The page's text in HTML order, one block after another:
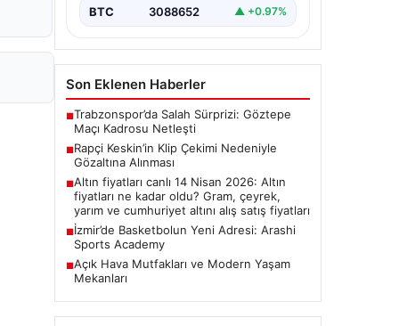
BTC 3088652 ▲ +0.97%
Son Eklenen Haberler
■Trabzonspor’da Salah Sürprizi: Göztepe
Maçı Kadrosu Netleşti
■Rapçi Keskin’in Klip Çekimi Nedeniyle
Gözaltına Alınması
■Altın fiyatları canlı 14 Nisan 2026: Altın
fiyatları ne kadar oldu? Gram, çeyrek,
yarım ve cumhuriyet altını alış satış fiyatları
■İzmir’de Basketbolun Yeni Adresi: Arashi
Sports Academy
■Açık Hava Mutfakları ve Modern Yaşam
Mekanları